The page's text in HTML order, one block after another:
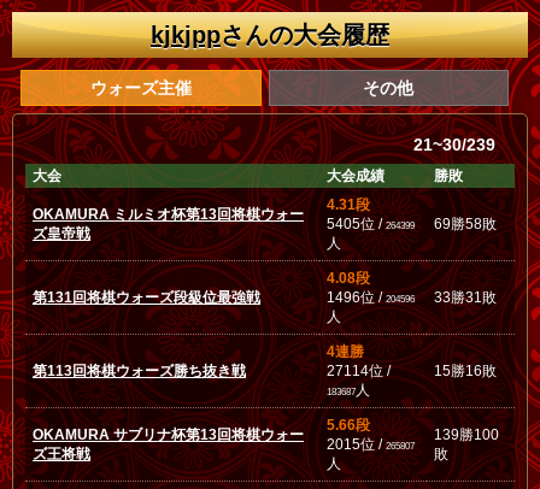
kjkjppさんの大会履歴
ウォーズ主催 その他
21~30/239
大会 大会成績 勝敗
OKAMURA ミルミオ杯第13回将棋ウォー
ズ皇帝戦
4.31段
5405位 /264399
人
69勝58敗
第131回将棋ウォーズ段級位最強戦
4.08段
1496位 /204596
人
33勝31敗
第113回将棋ウォーズ勝ち抜き戦
4連勝
27114位 /
183687 人
15勝16敗
OKAMURA サブリナ杯第13回将棋ウォー
ズ王将戦
5.66段
2015位 /265807
人
139勝100
敗